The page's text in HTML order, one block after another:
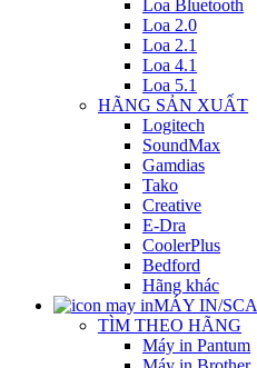
Loa Bluetooth
Loa 2.0
Loa 2.1
Loa 4.1
Loa 5.1
HÃNG SẢN XUẤT
Logitech
SoundMax
Gamdias
Tako
Creative
E-Dra
CoolerPlus
Bedford
Hãng khác
MÁY IN/
TÌM THEO HÃNG
Máy in Pantum